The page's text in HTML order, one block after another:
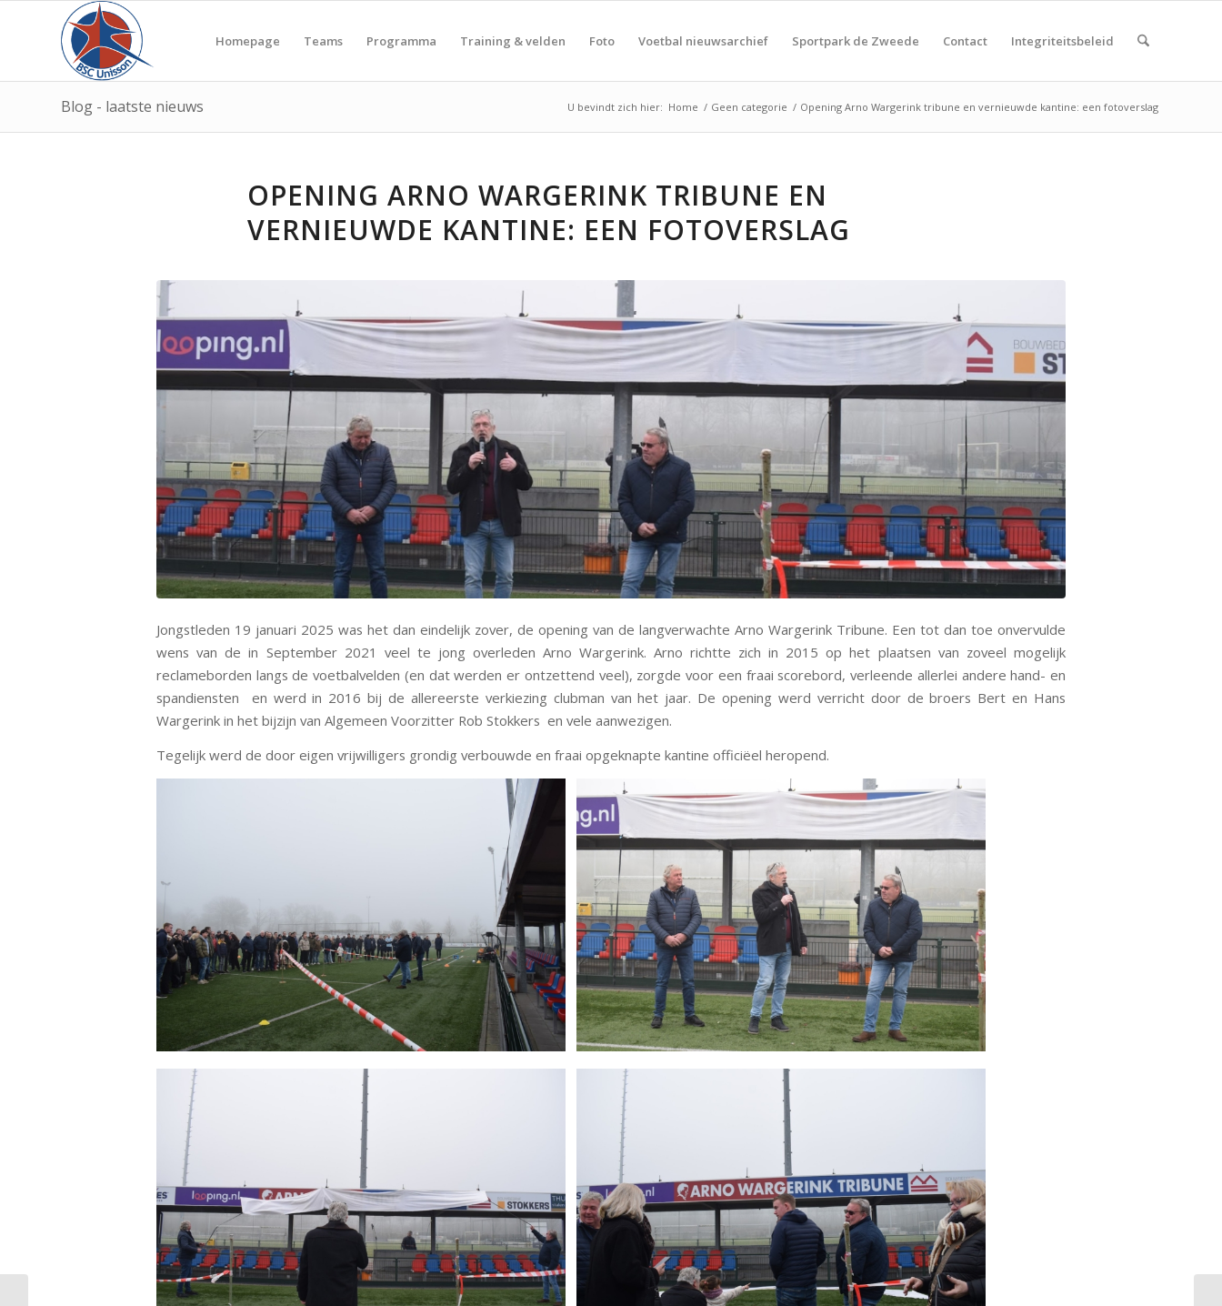
Homepage Teams Programma Training & velden Foto Voetbal nieuwsarchief Sportpark de Zweede Contact Integriteitsbeleid
Blog - laatste nieuws U bevindt zich hier: Home / Geen categorie / Opening Arno Wargerink tribune en vernieuwde kantine: een fotoverslag
OPENING ARNO WARGERINK TRIBUNE EN
VERNIEUWDE KANTINE: EEN FOTOVERSLAG
Jongstleden 19 januari 2025 was het dan eindelijk zover, de opening van de langverwachte Arno Wargerink Tribune. Een tot dan toe onvervulde
wens van de in September 2021 veel te jong overleden Arno Wargerink. Arno richtte zich in 2015 op het plaatsen van zoveel mogelijk
reclameborden langs de voetbalvelden (en dat werden er ontzettend veel), zorgde voor een fraai scorebord, verleende allerlei andere hand- en
spandiensten en werd in 2016 bij de allereerste verkiezing clubman van het jaar. De opening werd verricht door de broers Bert en Hans
Wargerink in het bijzijn van Algemeen Voorzitter Rob Stokkers en vele aanwezigen.
Tegelijk werd de door eigen vrijwilligers grondig verbouwde en fraai opgeknapte kantine officiëel heropend.